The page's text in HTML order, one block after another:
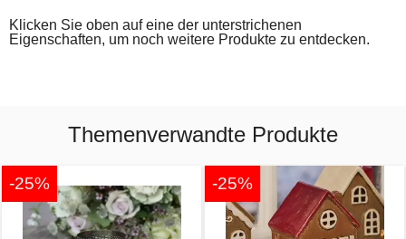
Klicken Sie oben auf eine der unterstrichenen
Eigenschaften, um noch weitere Produkte zu entdecken.
Themenverwandte Produkte
-25% -25%